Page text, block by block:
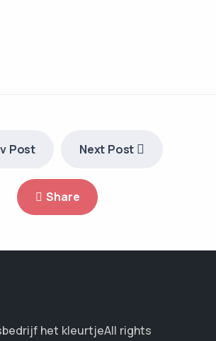
Post Next Post
Share
het kleurtjeAll rights